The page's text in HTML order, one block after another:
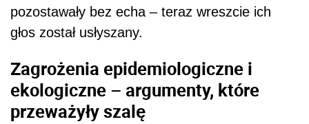
pozostawały bez echa – teraz wreszcie ich
głos został usłyszany.
Zagrożenia epidemiologiczne i
ekologiczne – argumenty, które
przeważyły szalę